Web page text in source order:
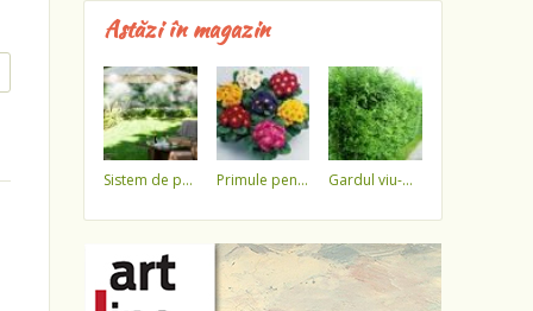
Astăzi în magazin
sistem de pulverizare a apei primule pentru 1 martie 3,5 lei / ghiveci !!!! gardul viu-minune!